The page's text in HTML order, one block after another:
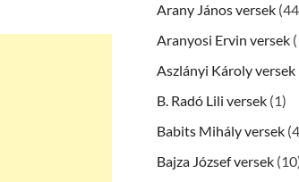
Arany János versek
Aranyosi Ervin versek
Aszlányi Károly versek
B. Radó Lili versek (1)
Babits Mihály versek
Bajza József versek